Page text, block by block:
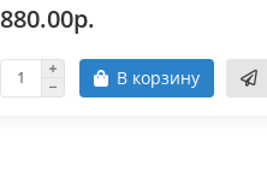
880.00р.
В корзину